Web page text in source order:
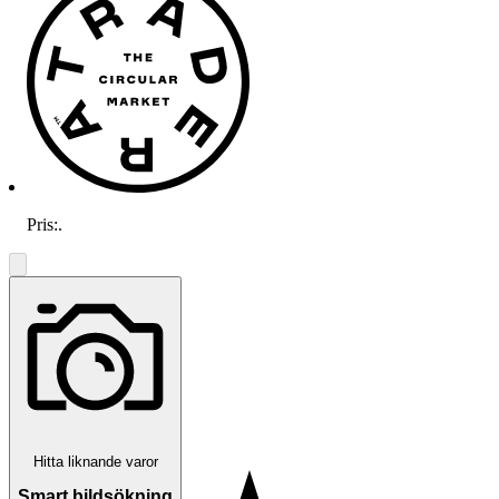
blackeyedwoman
Östervåla,Sverige
Pris:.
Hitta liknande varor